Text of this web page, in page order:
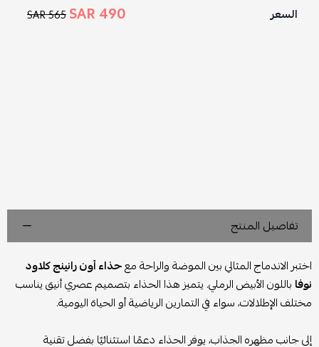
السعر 490 SAR
565 SAR
تفاصيل المنتج
اختبر الاندماج المثالي بين الموضة والراحة معحذاء أون رانينج كلاود
نوفا باللون الأبيض الرملي. يتميز هذا الحذاء بتصميم عصري أنيق يناسب
مختلف الإطلالات، سواء في التمارين الرياضية أو الحياة اليومية.
إلى جانب مظهره الجذاب، يوفر الحذاء دعمًا استثنائيًا بفضل تقنية